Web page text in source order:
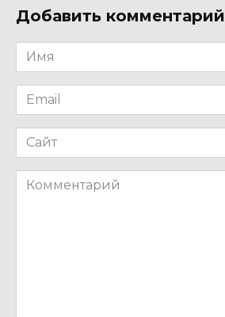
Добавить комментарий
Имя
*
Email
*
Сайт
Комментарий